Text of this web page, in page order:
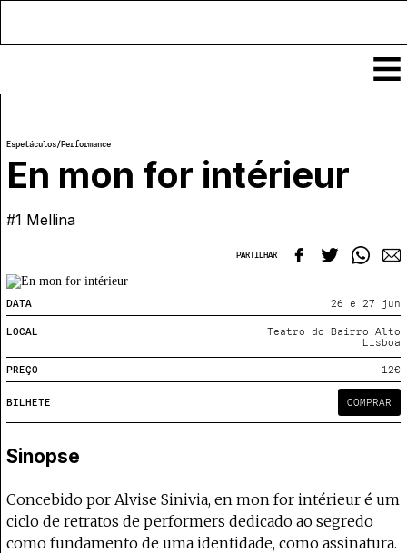
Notícias
Classificados
Ver todos
Agenda
Exposições
Por Localidade
Mapa
COFFEELABS
Workshops
Cursos Curtos
Formadores
Recursos
Links úteis
Sobre
Projecto e Equipa
Ficha Técnica
Contactar
Política de privacidade - App
Coffeelabs Cursos curtos
— apoia o Coffeepaste e ajuda-nos a chegar mais longe. Mantém viva a cultura independente
Apoiar
Espetáculos/Performance
En mon for intérieur
#1 Mellina
PARTILHAR
DATA 26 e 27 jun
LOCAL
Teatro do Bairro Alto
Lisboa
PREÇO 12€
BILHETE COMPRAR
Sinopse
Concebido por Alvise Sinivia, en mon for intérieur é um
ciclo de retratos de performers dedicado ao segredo
como fundamento de uma identidade, como assinatura.